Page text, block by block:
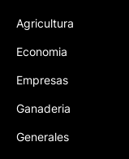
Agricultura
Economia
Empresas
Ganaderia
Generales